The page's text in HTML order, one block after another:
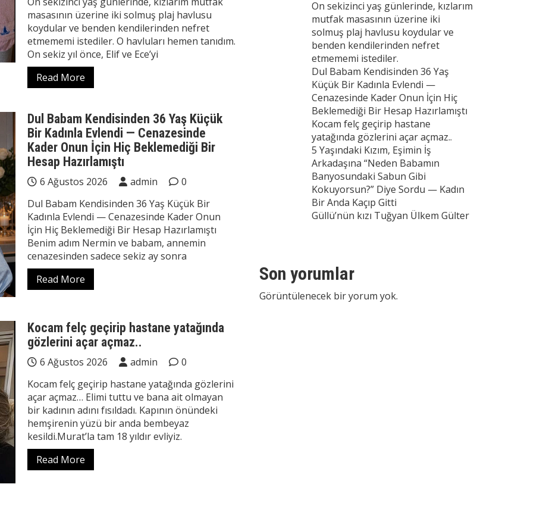
masasının üzerine iki solmuş plaj havlusu
koydular ve benden kendilerinden nefret
etmememi istediler. O havluları hemen tanıdım.
On sekiz yıl önce, Elif ve Ece’yi
Read More
Dul Babam Kendisinden 36 Yaş Küçük
Bir Kadınla Evlendi — Cenazesinde
Kader Onun İçin Hiç Beklemediği Bir
Hesap Hazırlamıştı
6 Ağustos 2026 admin
0
Dul Babam Kendisinden 36 Yaş Küçük Bir
Kadınla Evlendi — Cenazesinde Kader Onun
İçin Hiç Beklemediği Bir Hesap Hazırlamıştı
Benim adım Nermin ve babam, annemin
cenazesinden sadece sekiz ay sonra
Read More
Kocam felç geçirip hastane yatağında
gözlerini açar açmaz..
6 Ağustos 2026 admin
0
Kocam felç geçirip hastane yatağında gözlerini
açar açmaz… Elimi tuttu ve bana ait olmayan
bir kadının adını fısıldadı. Kapının önündeki
hemşirenin yüzü bir anda bembeyaz
kesildi.Murat’la tam 18 yıldır evliyiz.
Read More
On sekizinci yaş günlerinde, kızlarım
mutfak masasının üzerine iki
solmuş plaj havlusu koydular ve
benden kendilerinden nefret
etmememi istediler.
Dul Babam Kendisinden 36 Yaş
Küçük Bir Kadınla Evlendi —
Cenazesinde Kader Onun İçin Hiç
Beklemediği Bir Hesap Hazırlamıştı
Kocam felç geçirip hastane
yatağında gözlerini açar açmaz..
5 Yaşındaki Kızım, Eşimin İş
Arkadaşına “Neden Babamın
Banyosundaki Sabun Gibi
Kokuyorsun?” Diye Sordu — Kadın
Bir Anda Kaçıp Gitti
Güllü’nün kızı Tuğyan Ülkem Gülter
Son yorumlar
Görüntülenecek bir yorum yok.